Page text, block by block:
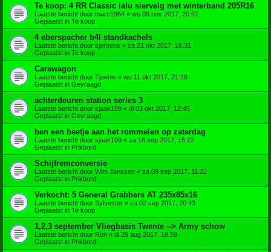
Te koop: 4 RR Classic ialu siervelg met winterband 205R16
Laatste bericht door marc1964 « wo 08 nov 2017, 20:51
Geplaatst in Te koop
4 eberspacher b4l standkachels
Laatste bericht door sjeroens « za 21 okt 2017, 16:31
Geplaatst in Te koop
Carawagon
Laatste bericht door Tjoenis « wo 11 okt 2017, 21:18
Geplaatst in Gevraagd
achterdeuren station series 3
Laatste bericht door sjaak109 « di 03 okt 2017, 12:45
Geplaatst in Gevraagd
ben een beetje aan het rommelen op zaterdag
Laatste bericht door sjaak109 « za 16 sep 2017, 15:22
Geplaatst in Prikbord
Schijfremconversie
Laatste bericht door Wim Janssen « za 09 sep 2017, 11:22
Geplaatst in Prikbord
Verkocht: 5 General Grabbers AT 235x85x16
Laatste bericht door Sylvester « za 02 sep 2017, 20:43
Geplaatst in Te koop
1,2,3 september Vliegbasis Twente --> Army schow
Laatste bericht door Ron « di 29 aug 2017, 18:59
Geplaatst in Prikbord